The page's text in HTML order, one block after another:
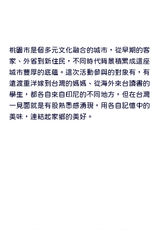
桃園市是個多元文化融合的城市，從早期的客
家、外省到新住民，不同時代背景積累成這座
城市豐厚的底蘊。這次活動參與的對象有，有
遠渡重洋嫁到台灣的媽媽、從海外來台讀書的
學生，都各自來自印尼的不同地方，但在台灣
一見面就是有股熟悉感湧現，用各自記憶中的
美味，連結起家鄉的美好。⁣